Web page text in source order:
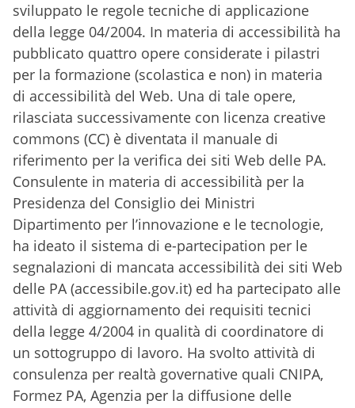
sviluppato le regole tecniche di applicazione
della legge 04/2004. In materia di accessibilità ha
pubblicato quattro opere considerate i pilastri
per la formazione (scolastica e non) in materia
di accessibilità del Web. Una di tale opere,
rilasciata successivamente con licenza creative
commons (CC) è diventata il manuale di
riferimento per la verifica dei siti Web delle PA.
Consulente in materia di accessibilità per la
Presidenza del Consiglio dei Ministri
Dipartimento per l’innovazione e le tecnologie,
ha ideato il sistema di e-partecipation per le
segnalazioni di mancata accessibilità dei siti Web
delle PA (accessibile.gov.it) ed ha partecipato alle
attività di aggiornamento dei requisiti tecnici
della legge 4/2004 in qualità di coordinatore di
un sottogruppo di lavoro. Ha svolto attività di
consulenza per realtà governative quali CNIPA,
Formez PA, Agenzia per la diffusione delle